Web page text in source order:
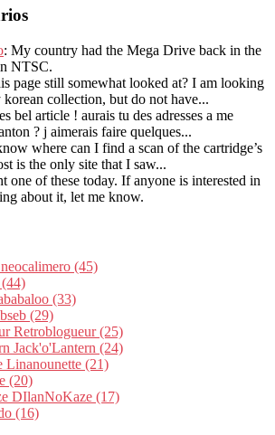
: My country had the Mega Drive back in the
NTSC.
page still somewhat looked at? I am looking
collection, but do not have...
bel article ! aurais tu des adresses a me
? j aimerais faire quelques...
where can I find a scan of the cartridge’s
is the only site that I saw...
one of these today. If anyone is interested in
about it, let me know.
neocalimero (45)
(33)
(29)
Retroblogueur (25)
Jack'o'Lantern (24)
Linanounette (21)
(20)
DIlanNoKaze (17)
(16)